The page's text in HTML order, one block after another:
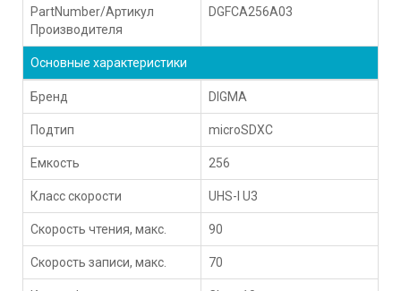
PartNumber/Артикул
Производителя
DGFCA256A03
Основные характеристики
Бренд DIGMA
Подтип microSDXC
Емкость 256
Класс скорости UHS-I U3
Скорость чтения, макс. 90
Скорость записи, макс. 70